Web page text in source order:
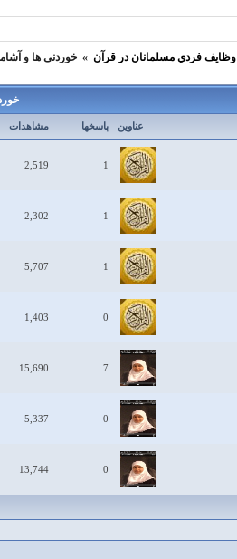
وظايف فردي مسلمانان در قرآن » خوردنی ها و
عناوین پاسخها مشاهدات
1
2,519
1
2,302
1
5,707
0
1,403
7
15,690
0
5,337
0
13,744